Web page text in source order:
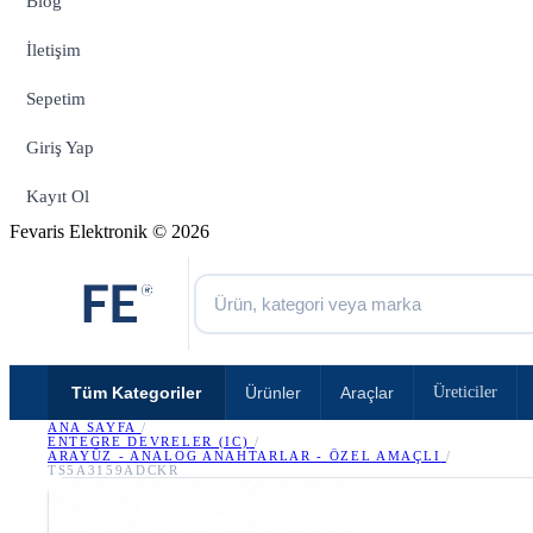
İletişim
Sepetim
Giriş Yap
Kayıt Ol
Fevaris Elektronik © 2026
Tüm Kategoriler Ürünler Araçlar Üreticiler
ANA SAYFA /
ENTEGRE DEVRELER (IC) /
ARAYÜZ - ANALOG ANAHTARLAR - ÖZEL AMAÇLI /
TS5A3159ADCKR